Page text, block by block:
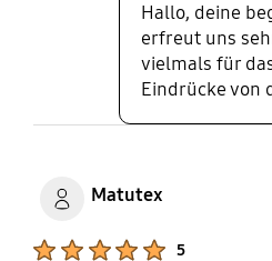
Hallo, deine
erfreut uns
vielmals für
Eindrücke von
Matutex
5